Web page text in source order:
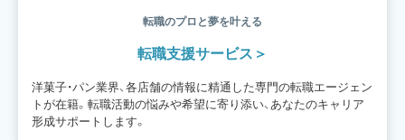
転職のプロと夢を叶える
転職支援サービス
洋菓子・パン業界、各店舗の情報に精通した専門の転職エージェン
トが在籍。転職活動の悩みや希望に寄り添い、あなたのキャリア
形成サポートします。